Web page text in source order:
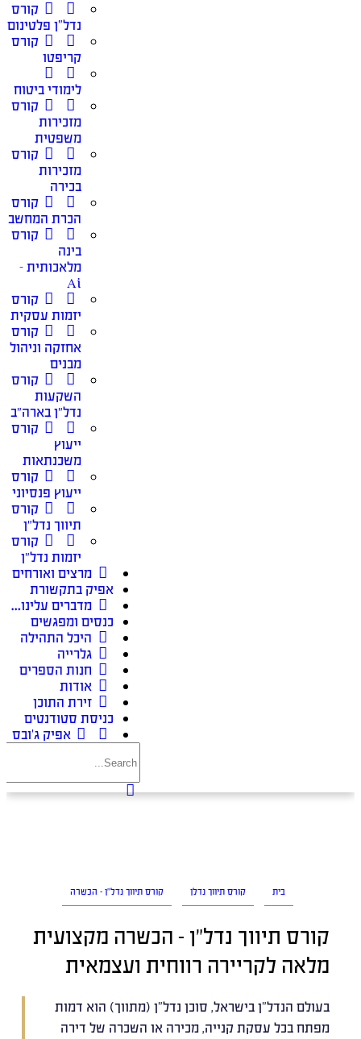
קורס
נדל”ן פלטינום
קורס
קריפטו
לימודי ביטוח
קורס
מזכירות
משפטית
קורס
מזכירות
בכירה
קורס
הכרת המחשב
קורס
בינה
מלאכותית –
Ai
קורס
יזמות עסקית
קורס
אחזקה וניהול
מבנים
קורס
השקעות
נדל״ן בארה״ב
קורס
ייעוץ
משכנתאות
קורס
ייעוץ פנסיוני
קורס
תיווך נדל״ן
קורס
יזמות נדל״ן
מרצים ואורחים
אפיק בתקשורת
מדברים עלינו…
כנסים ומפגשים
היכל התהילה
גלרייה
חנות הספרים
אודות
זירת התוכן
כניסת סטודנטים
אפיק ג’ובס
בית קורס תיווך נדלן קורס תיווך נדל”ן – הכשרה
קורס תיווך נדל”ן – הכשרה מקצועית
מלאה לקריירה רווחית ועצמאית
בעולם הנדל"ן בישראל, סוכן נדל"ן (מתווך) הוא דמות
מפתח בכל עסקת קנייה, מכירה או השכרה של דירה